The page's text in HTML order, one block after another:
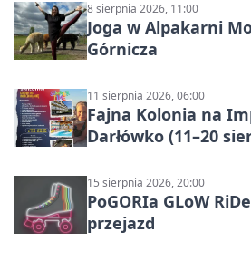
8 sierpnia 2026, 11:00
Joga w Alpakarni
Górnicza
11 sierpnia 2026, 06:00
Fajna Kolonia na
Darłówko (11–20
15 sierpnia 2026, 20:00
PoGORIa GLoW
przejazd